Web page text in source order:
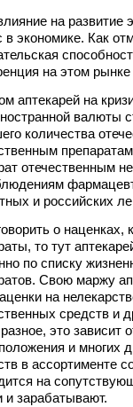
на развитие
в экономике. Как
на этом
аптекарей на
валюты
количества
отечественным
и российских
о наценках,
то тут
по списку
Свою маржу
на
средств и
это зависит
и многих
в ассортименте
на
и зарабатывают.